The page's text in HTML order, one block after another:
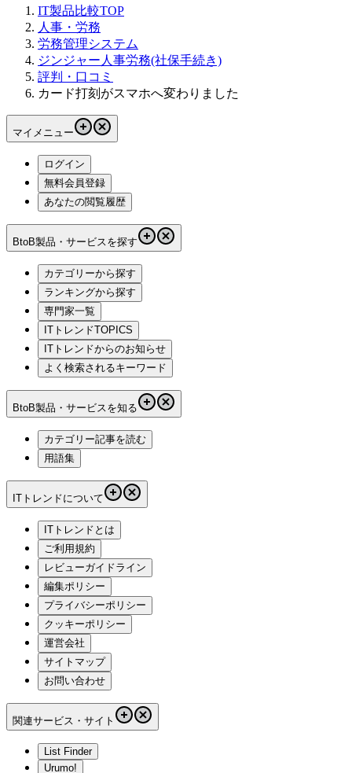
IT製品比較TOP
人事・労務
労務管理システム
ジンジャー人事労務(社保手続き)
評判・口コミ
カード打刻がスマホへ変わりました
マイメニュー
ログイン
無料会員登録
あなたの閲覧履歴
BtoB製品・サービスを探す
カテゴリーから探す
ランキングから探す
専門家一覧
ITトレンドTOPICS
ITトレンドからのお知らせ
よく検索されるキーワード
BtoB製品・サービスを知る
カテゴリー記事を読む
用語集
ITトレンドについて
ITトレンドとは
ご利用規約
レビューガイドライン
編集ポリシー
プライバシーポリシー
クッキーポリシー
運営会社
サイトマップ
お問い合わせ
関連サービス・サイト
List Finder
Urumo!